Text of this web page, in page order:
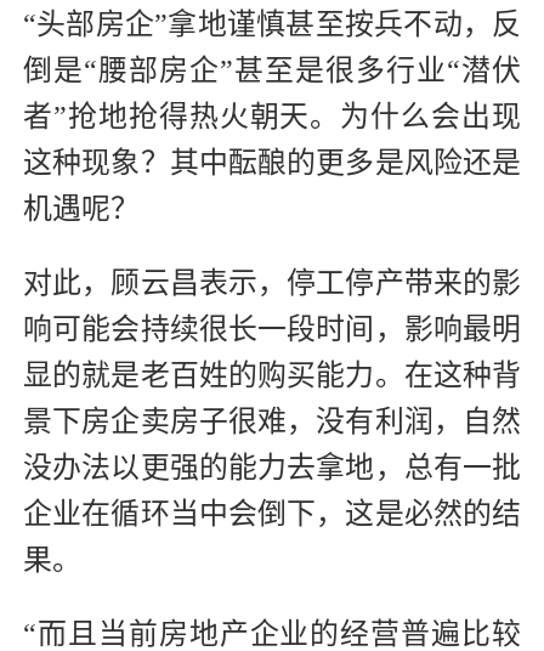
“头部房企”拿地谨慎甚至按兵不动，反
倒是“腰部房企”甚至是很多行业“潜伏
者”抢地抢得热火朝天。为什么会出现
这种现象？其中酝酿的更多是风险还是
机遇呢？
对此，顾云昌表示，停工停产带来的影
响可能会持续很长一段时间，影响最明
显的就是老百姓的购买能力。在这种背
景下房企卖房子很难，没有利润，自然
没办法以更强的能力去拿地，总有一批
企业在循环当中会倒下，这是必然的结
果。
“而且当前房地产企业的经营普遍比较